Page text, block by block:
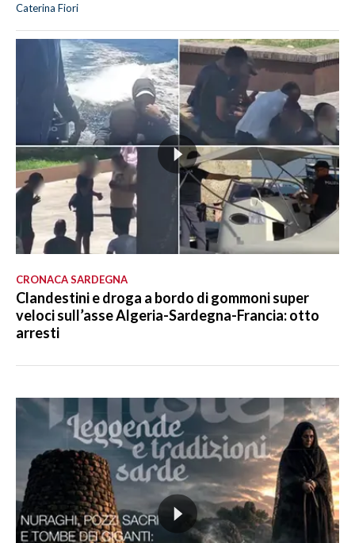
Caterina Fiori
CRONACA SARDEGNA
Clandestini e droga a bordo di gommoni super
veloci sull’asse Algeria-Sardegna-Francia: otto
arresti